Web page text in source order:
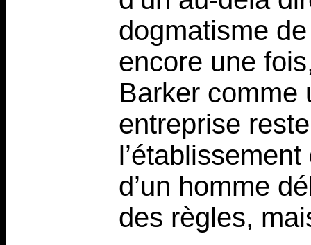
dogmatisme
encore une
Barker comme
entreprise
d’un homme
des règles,